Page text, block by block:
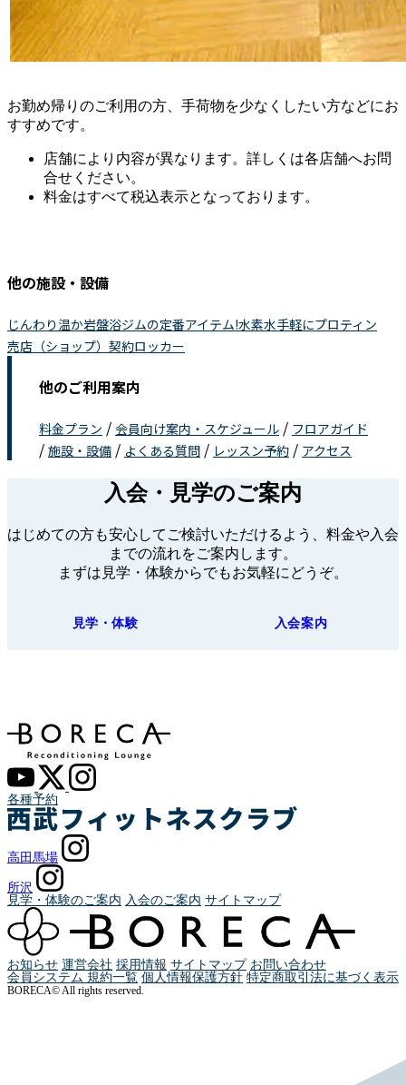
お勤め帰りのご利用の方、手荷物を少なくしたい方などにお
すすめです。
店舗により内容が異なります。詳しくは各店舗へお問
合せください。
料金はすべて税込表示となっております。
他の施設・設備
じんわり温か岩盤浴ジムの定番アイテム!水素水手軽にプロティン
売店（ショップ） 契約ロッカー
他のご利用案内
料金プラン / 会員向け案内・スケジュール / フロアガイド
/ 施設・設備 / よくある質問 / レッスン予約 / アクセス
入会・見学のご案内
はじめての方も安心してご検討いただけるよう、料金や入会
までの流れをご案内します。
まずは見学・体験からでもお気軽にどうぞ。
見学・体験 入会案内
各種予約
高田馬場
所沢
見学・体験のご案内 入会のご案内 サイトマップ
お知らせ 運営会社 採用情報 サイトマップ お問い合わせ
会員システム 規約一覧 個人情報保護方針 特定商取引法に基づく表示
BORECA© All rights reserved.